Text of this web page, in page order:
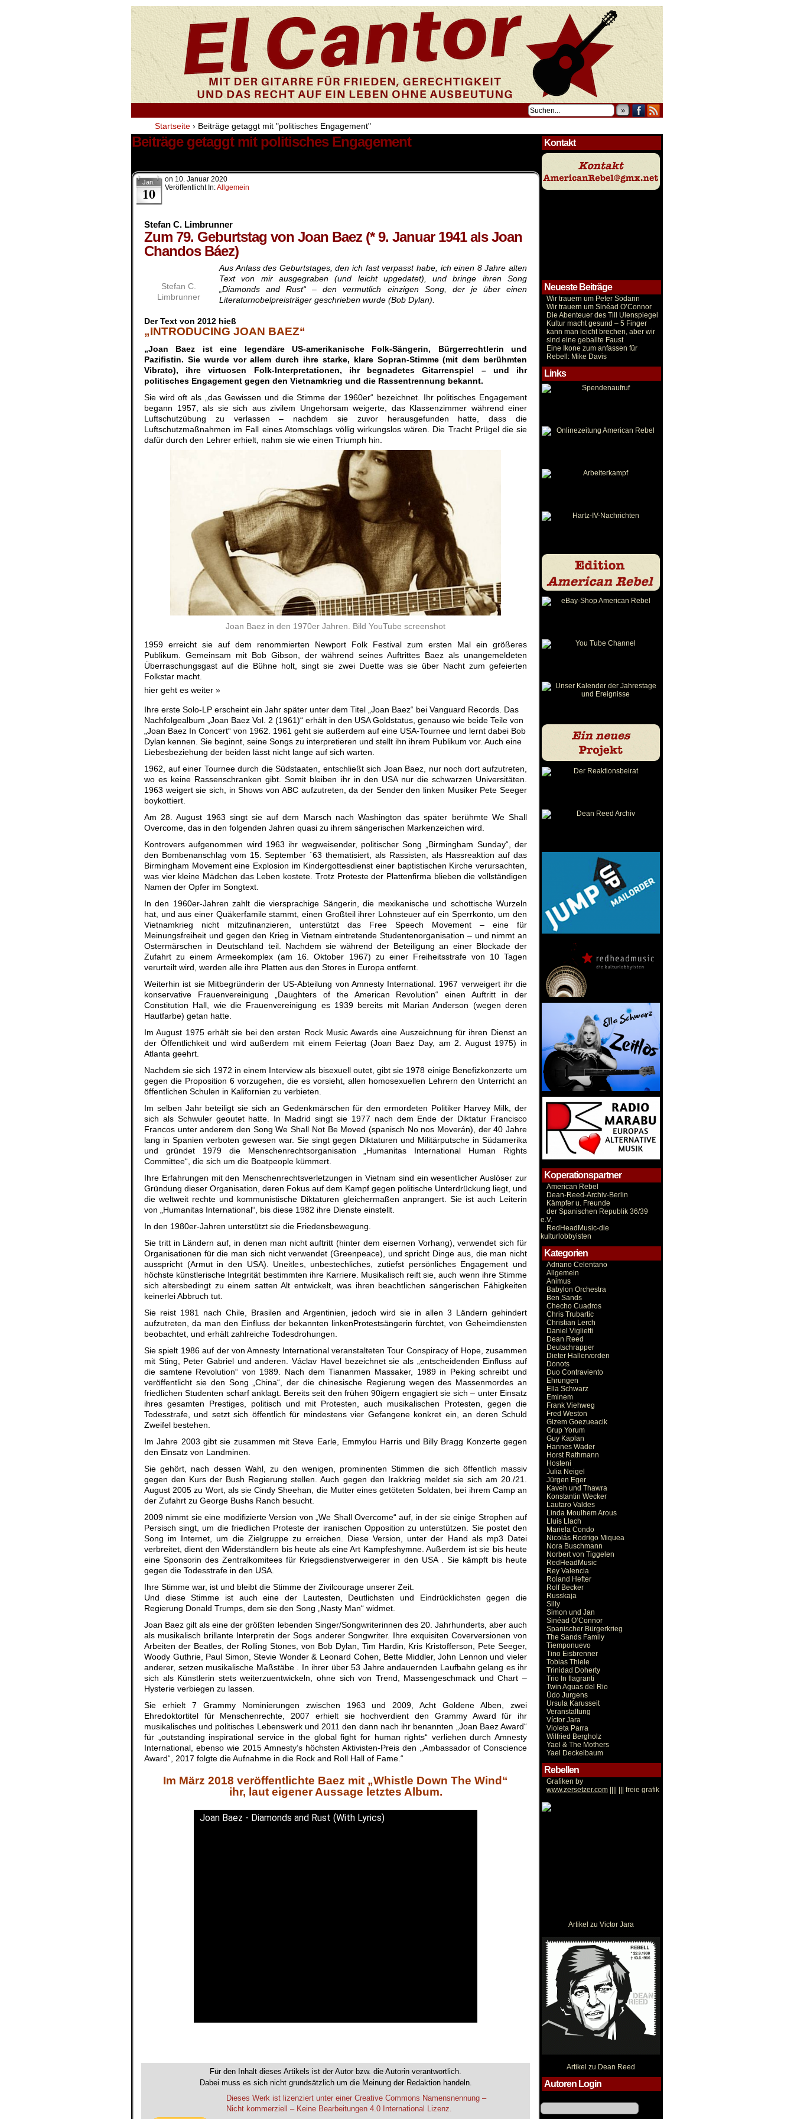
»
Startseite › Beiträge getaggt mit "politisches Engagement"
Beiträge getaggt mit politisches Engagement
Jan.
10
on 10. Januar 2020
Veröffentlicht In:Allgemein
Stefan C. Limbrunner
Zum 79. Geburtstag von Joan Baez (* 9. Januar 1941 als Joan
Chandos Báez)
Stefan C.
Limbrunner
Aus Anlass des Geburtstages, den ich fast verpasst habe, ich einen 8 Jahre alten
Text von mir ausgegraben (und leicht upgedatet), und bringe ihren Song
„Diamonds and Rust“ – den vermutlich einzigen Song, der je über einen
Literaturnobelpreisträger geschrieben wurde (Bob Dylan).
Der Text von 2012 hieß
„INTRODUCING JOAN BAEZ“
„Joan Baez ist eine legendäre US-amerikanische Folk-Sängerin, Bürgerrechtlerin und
Pazifistin. Sie wurde vor allem durch ihre starke, klare Sopran-Stimme (mit dem berühmten
Vibrato), ihre virtuosen Folk-Interpretationen, ihr begnadetes Gitarrenspiel – und ihr
politisches Engagement gegen den Vietnamkrieg und die Rassentrennung bekannt.
Sie wird oft als „das Gewissen und die Stimme der 1960er“ bezeichnet. Ihr politisches Engagement
begann 1957, als sie sich aus zivilem Ungehorsam weigerte, das Klassenzimmer während einer
Luftschutzübung zu verlassen – nachdem sie zuvor herausgefunden hatte, dass die
Luftschutzmaßnahmen im Fall eines Atomschlags völlig wirkungslos wären. Die Tracht Prügel die sie
dafür durch den Lehrer erhielt, nahm sie wie einen Triumph hin.
Joan Baez in den 1970er Jahren. Bild YouTube screenshot
1959 erreicht sie auf dem renommierten Newport Folk Festival zum ersten Mal ein größeres
Publikum. Gemeinsam mit Bob Gibson, der während seines Auftrittes Baez als unangemeldeten
Überraschungsgast auf die Bühne holt, singt sie zwei Duette was sie über Nacht zum gefeierten
Folkstar macht.
hier geht es weiter »
Ihre erste Solo-LP erscheint ein Jahr später unter dem Titel „Joan Baez“ bei Vanguard Records. Das
Nachfolgealbum „Joan Baez Vol. 2 (1961)“ erhält in den USA Goldstatus, genauso wie beide Teile von
„Joan Baez In Concert“ von 1962. 1961 geht sie außerdem auf eine USA-Tournee und lernt dabei Bob
Dylan kennen. Sie beginnt, seine Songs zu interpretieren und stellt ihn ihrem Publikum vor. Auch eine
Liebesbeziehung der beiden lässt nicht lange auf sich warten.
1962, auf einer Tournee durch die Südstaaten, entschließt sich Joan Baez, nur noch dort aufzutreten,
wo es keine Rassenschranken gibt. Somit bleiben ihr in den USA nur die schwarzen Universitäten.
1963 weigert sie sich, in Shows von ABC aufzutreten, da der Sender den linken Musiker Pete Seeger
boykottiert.
Am 28. August 1963 singt sie auf dem Marsch nach Washington das später berühmte We Shall
Overcome, das in den folgenden Jahren quasi zu ihrem sängerischen Markenzeichen wird.
Kontrovers aufgenommen wird 1963 ihr wegweisender, politischer Song „Birmingham Sunday“, der
den Bombenanschlag vom 15. September `63 thematisiert, als Rassisten, als Hassreaktion auf das
Birmingham Movement eine Explosion im Kindergottesdienst einer baptistischen Kirche verursachten,
was vier kleine Mädchen das Leben kostete. Trotz Proteste der Plattenfirma blieben die vollständigen
Namen der Opfer im Songtext.
In den 1960er-Jahren zahlt die viersprachige Sängerin, die mexikanische und schottische Wurzeln
hat, und aus einer Quäkerfamile stammt, einen Großteil ihrer Lohnsteuer auf ein Sperrkonto, um den
Vietnamkrieg nicht mitzufinanzieren, unterstützt das Free Speech Movement – eine für
Meinungsfreiheit und gegen den Krieg in Vietnam eintretende Studentenorganisation – und nimmt an
Ostermärschen in Deutschland teil. Nachdem sie während der Beteiligung an einer Blockade der
Zufahrt zu einem Armeekomplex (am 16. Oktober 1967) zu einer Freiheitsstrafe von 10 Tagen
verurteilt wird, werden alle ihre Platten aus den Stores in Europa entfernt.
Weiterhin ist sie Mitbegründerin der US-Abteilung von Amnesty International. 1967 verweigert ihr die
konservative Frauenvereinigung „Daughters of the American Revolution“ einen Auftritt in der
Constitution Hall, wie die Frauenvereinigung es 1939 bereits mit Marian Anderson (wegen deren
Hautfarbe) getan hatte.
Im August 1975 erhält sie bei den ersten Rock Music Awards eine Auszeichnung für ihren Dienst an
der Öffentlichkeit und wird außerdem mit einem Feiertag (Joan Baez Day, am 2. August 1975) in
Atlanta geehrt.
Nachdem sie sich 1972 in einem Interview als bisexuell outet, gibt sie 1978 einige Benefizkonzerte um
gegen die Proposition 6 vorzugehen, die es vorsieht, allen homosexuellen Lehrern den Unterricht an
öffentlichen Schulen in Kalifornien zu verbieten.
Im selben Jahr beteiligt sie sich an Gedenkmärschen für den ermordeten Politiker Harvey Milk, der
sich als Schwuler geoutet hatte. In Madrid singt sie 1977 nach dem Ende der Diktatur Francisco
Francos unter anderem den Song We Shall Not Be Moved (spanisch No nos Moverán), der 40 Jahre
lang in Spanien verboten gewesen war. Sie singt gegen Diktaturen und Militärputsche in Südamerika
und gründet 1979 die Menschenrechtsorganisation „Humanitas International Human Rights
Committee“, die sich um die Boatpeople kümmert.
Ihre Erfahrungen mit den Menschenrechtsverletzungen in Vietnam sind ein wesentlicher Auslöser zur
Gründung dieser Organisation, deren Fokus auf dem Kampf gegen politische Unterdrückung liegt, und
die weltweit rechte und kommunistische Diktaturen gleichermaßen anprangert. Sie ist auch Leiterin
von „Humanitas International“, bis diese 1982 ihre Dienste einstellt.
In den 1980er-Jahren unterstützt sie die Friedensbewegung.
Sie tritt in Ländern auf, in denen man nicht auftritt (hinter dem eisernen Vorhang), verwendet sich für
Organisationen für die man sich nicht verwendet (Greenpeace), und spricht Dinge aus, die man nicht
ausspricht (Armut in den USA). Uneitles, unbestechliches, zutiefst persönliches Engagement und
höchste künstlerische Integrität bestimmten ihre Karriere. Musikalisch reift sie, auch wenn ihre Stimme
sich altersbedingt zu einem satten Alt entwickelt, was ihren beachtlichen sängerischen Fähigkeiten
keinerlei Abbruch tut.
Sie reist 1981 nach Chile, Brasilen and Argentinien, jedoch wird sie in allen 3 Ländern gehindert
aufzutreten, da man den Einfluss der bekannten linkenProtestsängerin fürchtet, von Geheimdiensten
beobachtet, und erhält zahlreiche Todesdrohungen.
Sie spielt 1986 auf der von Amnesty International veranstalteten Tour Conspiracy of Hope, zusammen
mit Sting, Peter Gabriel und anderen. Václav Havel bezeichnet sie als „entscheidenden Einfluss auf
die samtene Revolution“ von 1989. Nach dem Tiananmen Massaker, 1989 in Peking schreibt und
veröffentlicht sie den Song „China“, der die chinesische Regierung wegen des Massenmordes an
friedlichen Studenten scharf anklagt. Bereits seit den frühen 90igern engagiert sie sich – unter Einsatz
ihres gesamten Prestiges, politisch und mit Protesten, auch musikalischen Protesten, gegen die
Todesstrafe, und setzt sich öffentlich für mindestens vier Gefangene konkret ein, an deren Schuld
Zweifel bestehen.
Im Jahre 2003 gibt sie zusammen mit Steve Earle, Emmylou Harris und Billy Bragg Konzerte gegen
den Einsatz von Landminen.
Sie gehört, nach dessen Wahl, zu den wenigen, prominenten Stimmen die sich öffentlich massiv
gegen den Kurs der Bush Regierung stellen. Auch gegen den Irakkrieg meldet sie sich am 20./21.
August 2005 zu Wort, als sie Cindy Sheehan, die Mutter eines getöteten Soldaten, bei ihrem Camp an
der Zufahrt zu George Bushs Ranch besucht.
2009 nimmt sie eine modifizierte Version von „We Shall Overcome“ auf, in der sie einige Strophen auf
Persisch singt, um die friedlichen Proteste der iranischen Opposition zu unterstützen. Sie postet den
Song im Internet, um die Zielgruppe zu erreichen. Diese Version, unter der Hand als mp3 Datei
verbreitet, dient den Widerständlern bis heute als eine Art Kampfeshymne. Außerdem ist sie bis heute
eine Sponsorin des Zentralkomitees für Kriegsdienstverweigerer in den USA . Sie kämpft bis heute
gegen die Todesstrafe in den USA.
Ihre Stimme war, ist und bleibt die Stimme der Zivilcourage unserer Zeit.
Und diese Stimme ist auch eine der Lautesten, Deutlichsten und Eindrücklichsten gegen die
Regierung Donald Trumps, dem sie den Song „Nasty Man“ widmet.
Joan Baez gilt als eine der größten lebenden Singer/Songwriterinnen des 20. Jahrhunderts, aber auch
als musikalisch brillante Interpretin der Sogs anderer Songwriter. Ihre exquisiten Coverversionen von
Arbeiten der Beatles, der Rolling Stones, von Bob Dylan, Tim Hardin, Kris Kristofferson, Pete Seeger,
Woody Guthrie, Paul Simon, Stevie Wonder & Leonard Cohen, Bette Middler, John Lennon und vieler
anderer, setzen musikalische Maßstäbe . In ihrer über 53 Jahre andauernden Laufbahn gelang es ihr
sich als Künstlerin stets weiterzuentwickeln, ohne sich von Trend, Massengeschmack und Chart –
Hysterie verbiegen zu lassen.
Sie erhielt 7 Grammy Nominierungen zwischen 1963 und 2009, Acht Goldene Alben, zwei
Ehredoktortitel für Menschenrechte, 2007 erhielt sie hochverdient den Grammy Award für ihr
musikalisches und politisches Lebenswerk und 2011 den dann nach ihr benannten „Joan Baez Award“
für „outstanding inspirational service in the global fight for human rights“ verliehen durch Amnesty
International, ebenso wie 2015 Amnesty’s höchsten Aktivisten-Preis den „Ambassador of Conscience
Award“, 2017 folgte die Aufnahme in die Rock and Roll Hall of Fame.“
Im März 2018 veröffentlichte Baez mit „Whistle Down The Wind“
ihr, laut eigener Aussage letztes Album.
Joan Baez - Diamonds and Rust (With Lyrics)
Für den Inhalt dieses Artikels ist der Autor bzw. die Autorin verantwortlich.
Dabei muss es sich nicht grundsätzlich um die Meinung der Redaktion handeln.
Dieses Werk ist lizenziert unter einer Creative Commons Namensnennung –
Nicht kommerziell – Keine Bearbeitungen 4.0 International Lizenz.
Kontakt
Neueste Beiträge
Wir trauern um Peter Sodann
Wir trauern um Sinéad O’Connor
Die Abenteuer des Till Ulenspiegel
Kultur macht gesund – 5 Finger
kann man leicht brechen, aber wir
sind eine geballte Faust
Eine Ikone zum anfassen für
Rebell: Mike Davis
Links
Koperationspartner
American Rebel
Dean-Reed-Archiv-Berlin
Kämpfer u. Freunde
der Spanischen Republik 36/39
e.V.
RedHeadMusic-die
kulturlobbyisten
Kategorien
Adriano Celentano
Allgemein
Animus
Babylon Orchestra
Ben Sands
Checho Cuadros
Chris Trubartic
Christian Lerch
Daniel Viglietti
Dean Reed
Deutschrapper
Dieter Hallervorden
Donots
Duo Contraviento
Ehrungen
Ella Schwarz
Eminem
Frank Viehweg
Fred Weston
Gizem Goezueacik
Grup Yorum
Guy Kaplan
Hannes Wader
Horst Rathmann
Hosteni
Julia Neigel
Jürgen Eger
Kaveh und Thawra
Konstantin Wecker
Lautaro Valdes
Linda Moulhem Arous
Lluis Llach
Mariela Condo
Nicolás Rodrigo Miquea
Nora Buschmann
Norbert von Tiggelen
RedHeadMusic
Rey Valencia
Roland Hefter
Rolf Becker
Russkaja
Silly
Simon und Jan
Sinéad O’Connor
Spanischer Bürgerkrieg
The Sands Family
Tiemponuevo
Tino Eisbrenner
Tobias Thiele
Trinidad Doherty
Trio In flagranti
Twin Aguas del Rio
Üdo Jurgens
Ursula Karusseit
Veranstaltung
Víctor Jara
Violeta Parra
Wilfried Bergholz
Yael & The Mothers
Yael Deckelbaum
Rebellen
Grafiken by
www.zersetzer.com |||| ||| freie grafik
Artikel zu Victor Jara
Artikel zu Dean Reed
Autoren Login